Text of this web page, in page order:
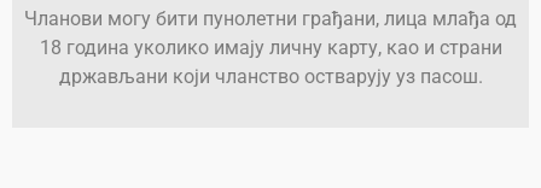
Чланови могу бити пунолетни грађани, лица млађа од
18 година уколико имају личну карту, као и страни
држављани који чланство остварују уз пасош.